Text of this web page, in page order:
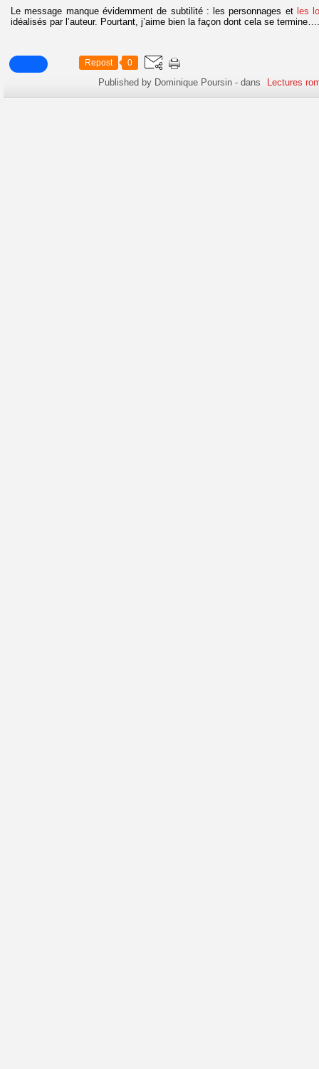
Le message manque évidemment de subtilité : les personnages etles
idéalisés par l’auteur. Pourtant, j’aime bien la façon dont cela se termine….
Repost 0
Published by Dominique Poursin -dans Lectures